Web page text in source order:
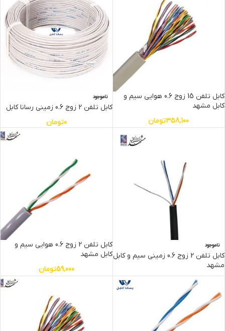
کابل تلفن 15 زوج 0.6 هوایی سیم و
کابل مشهد
358,100تومان
ناموجود
کابل تلفن 2 زوج 0.6 زمینی رسانا کابل
0تومان
ناموجود
کابل تلفن 2 زوج 0.6 زمینی سیم و کابل
مشهد
کابل تلفن 2 زوج 0.6 هوایی سیم و
کابل مشهد
59,000تومان